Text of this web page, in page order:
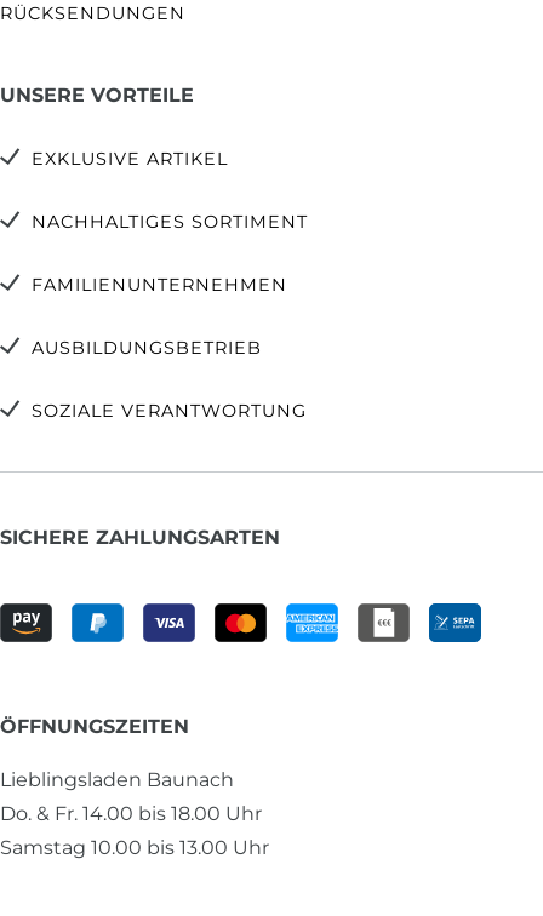
RÜCKSENDUNGEN
UNSERE VORTEILE
EXKLUSIVE ARTIKEL
NACHHALTIGES SORTIMENT
FAMILIENUNTERNEHMEN
AUSBILDUNGSBETRIEB
SOZIALE VERANTWORTUNG
SICHERE ZAHLUNGSARTEN
ÖFFNUNGSZEITEN
Lieblingsladen Baunach
Do. & Fr. 14.00 bis 18.00 Uhr
Samstag 10.00 bis 13.00 Uhr